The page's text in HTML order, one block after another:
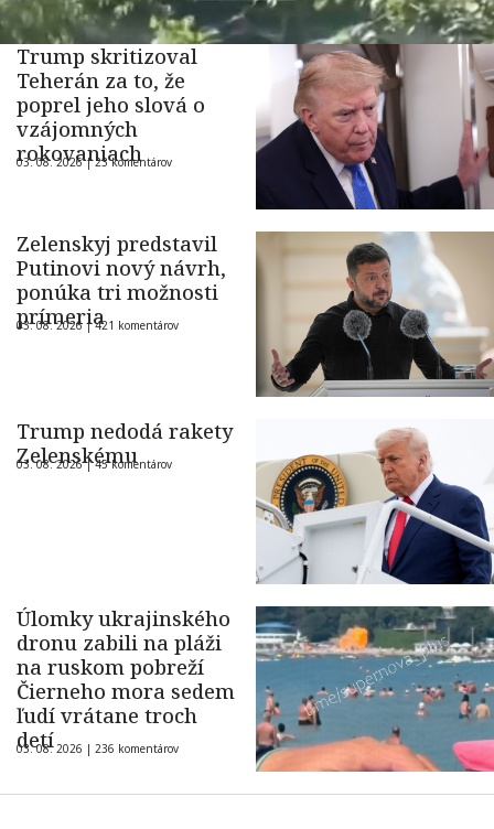
Trump skritizoval
Teherán za to, že
poprel jeho slová o
vzájomných
rokovaniach
03. 08. 2026 |23 komentárov
Zelenskyj predstavil
Putinovi nový návrh,
ponúka tri možnosti
prímeria
03. 08. 2026 |421 komentárov
Trump nedodá rakety
Zelenskému
03. 08. 2026 |45 komentárov
Úlomky ukrajinského
dronu zabili na pláži
na ruskom pobreží
Čierneho mora sedem
ľudí vrátane troch
detí
03. 08. 2026 | 236 komentárov